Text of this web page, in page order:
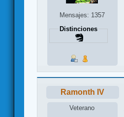
Mensajes: 1357
Distinciones
Ramonth IV
Veterano